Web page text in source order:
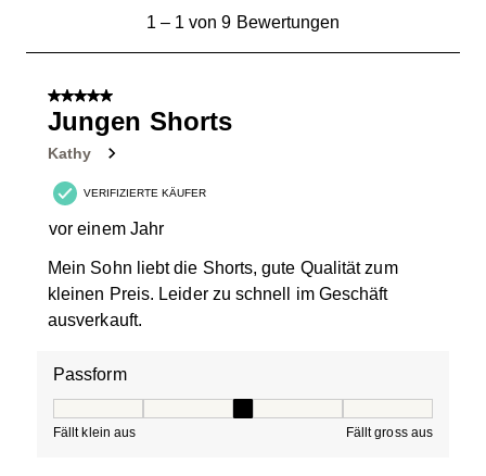
von
Bewertungen.
1– 1 von 9 Bewertungen
5 von 5 Sternen.
Jungen Shorts
Kathy
VERIFIZIERTE KÄUFER
vor einem Jahr
Mein Sohn liebt die Shorts, gute Qualität zum
kleinen Preis. Leider zu schnell im Geschäft
ausverkauft.
Passform
Fällt klein aus Fällt gross aus